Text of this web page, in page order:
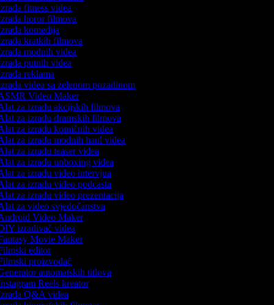
fitness videa
horor filmova
komedija
kratkih filmova
modnih videa
putnih videa
reklama
videa sa zelenom pozadinom
Video Maker
za izradu akcijskih filmova
za izradu dramskih filmova
za izradu komičnih videa
za izradu modnih haul videa
za izradu teaser videa
za izradu unboxing videa
za izradu video intervjua
za izradu video podcasta
za izradu video prezentacija
za video svjedočanstva
Video Maker
izrađivač videa
Movie Maker
editor
proizvođač
automatskih titlova
Reels kreator
Q&A videa